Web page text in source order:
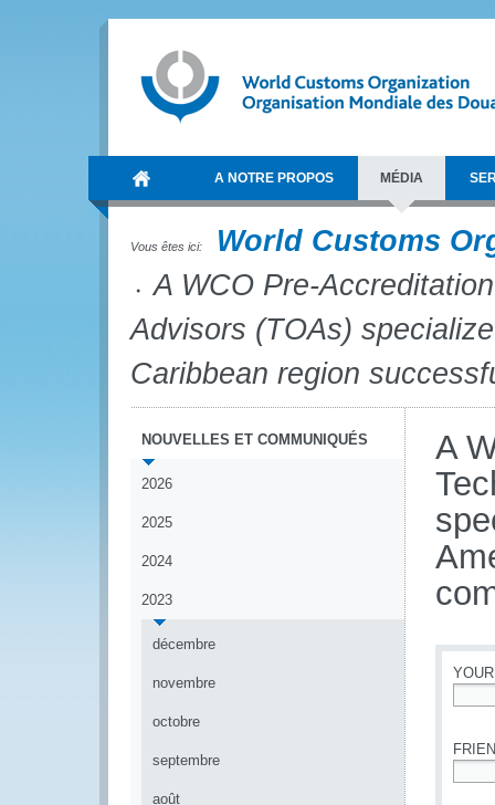
A NOTRE PROPOS MÉDIA
Vous êtes ici:
World Customs
A WCO Pre-
Advisors (TOAs)
Caribbean region
NOUVELLES ET COMMUNIQUÉS
2026
2025
2024
2023
décembre
novembre
octobre
septembre
août
A